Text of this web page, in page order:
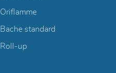
Oriflamme
Bache standard
Roll-up